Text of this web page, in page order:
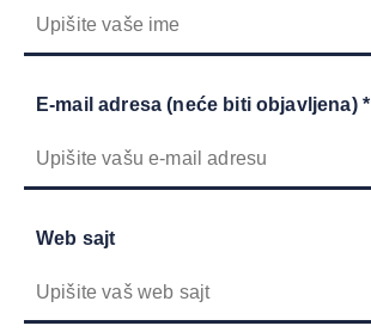
E-mail adresa (neće biti objavljena) *
Web sajt